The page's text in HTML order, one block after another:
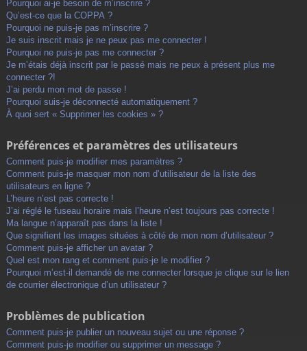
Pourquoi ai-je besoin de m’inscrire ?
Qu’est-ce que la COPPA ?
Pourquoi ne puis-je pas m’inscrire ?
Je suis inscrit mais je ne peux pas me connecter !
Pourquoi ne puis-je pas me connecter ?
Je m’étais déjà inscrit par le passé mais ne peux à présent plus me
connecter ?!
J’ai perdu mon mot de passe !
Pourquoi suis-je déconnecté automatiquement ?
À quoi sert « Supprimer les cookies » ?
Préférences et paramètres des utilisateurs
Comment puis-je modifier mes paramètres ?
Comment puis-je masquer mon nom d’utilisateur de la liste des
utilisateurs en ligne ?
L’heure n’est pas correcte !
J’ai réglé le fuseau horaire mais l’heure n’est toujours pas correcte !
Ma langue n’apparaît pas dans la liste !
Que signifient les images situées à côté de mon nom d’utilisateur ?
Comment puis-je afficher un avatar ?
Quel est mon rang et comment puis-je le modifier ?
Pourquoi m’est-il demandé de me connecter lorsque je clique sur le lien
de courrier électronique d’un utilisateur ?
Problèmes de publication
Comment puis-je publier un nouveau sujet ou une réponse ?
Comment puis-je modifier ou supprimer un message ?